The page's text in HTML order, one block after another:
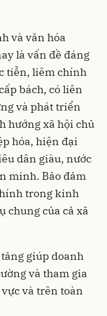
và văn hóa
là vấn đề đáng
tiễn, liêm chính
bách, có liên
và phát triển
hướng xã hội chủ
hóa, hiện đại
dân giàu, nước
minh. Bảo đảm
trong kinh
chung của cả xã
giúp doanh
và tham gia
và trên toàn